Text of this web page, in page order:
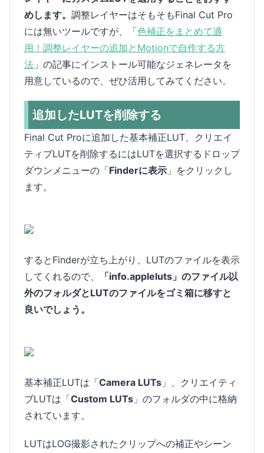
めします。 調整レイヤーはそもそもFinal Cut Pro
には無いツールですが、「色補正をまとめて適
用！調整レイヤーの追加とMotionで自作する方
法 」の記事にインストール可能なジェネレータを
用意しているので、ぜひ活用してみてください。
追加したLUTを削除する
Final Cut Proに追加した基本補正LUT、クリエイ
ティブLUTを削除するにはLUTを選択するドロップ
ダウンメニューの「Finderに表示 」をクリックし
ます。
するとFinderが立ち上がり、LUTのファイルを表示
してくれるので、
「info.appleluts」のファイル以
外のフォルダとLUTのファイルをゴミ箱に移すと
良いでしょう。
基本補正LUTは「Camera LUTs 」、クリエイティ
ブLUTは「Custom LUTs 」のフォルダの中に格納
されています。
LUTはLOG撮影されたクリップへの補正やシーン